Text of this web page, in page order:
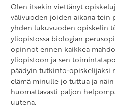
Olen itsekin viettänyt
välivuoden joiden aikana tein
yhden lukuvuoden opiskelin
yliopistossa biologian
opinnot ennen kaikkea
yliopistoon ja sen
päädyin tutkinto-opiskelijaksi
elämä minulle jo tuttua ja
huomattavasti paljon
uutena.